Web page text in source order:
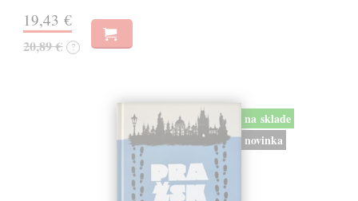
19,43 €
20,89 € ?
na sklade
novinka